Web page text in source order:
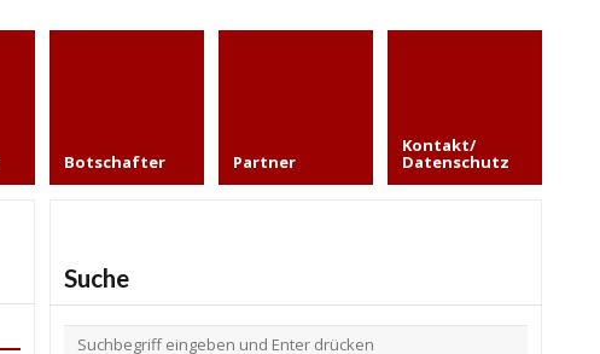
Botschafter Partner
Kontakt/
Datenschutz
Suche